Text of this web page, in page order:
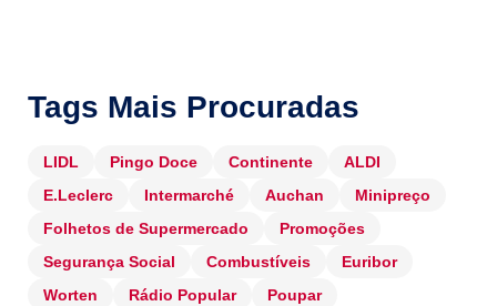
Tags Mais Procuradas
LIDL Pingo Doce Continente
ALDI
E.Leclerc
Intermarché Auchan
Minipreço
Folhetos de Supermercado
Promoções
Segurança Social
Combustíveis
Euribor
Worten
Rádio Popular Poupar